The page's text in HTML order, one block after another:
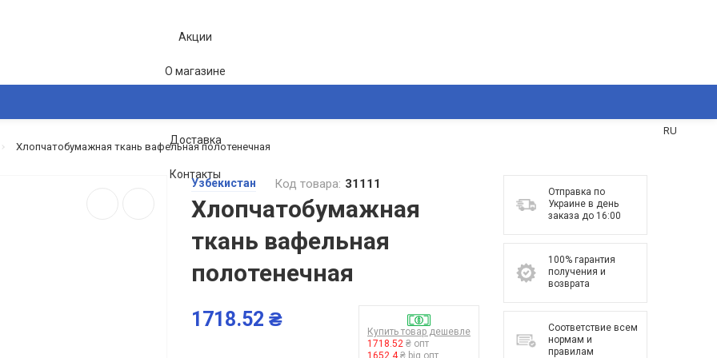
Акции
О магазине
Доставка
Контакты
RU
26 Хлопчатобумажная ткань вафельная полотенечная
Узбекистан Код товара: 31111
Хлопчатобумажная
ткань вафельная
полотенечная
1718.52 ₴
Купить товар дешевле
1718.52 ₴ опт
Отправка по
Украине в день
заказа до 16:00
100% гарантия
получения и
возврата
Соответствие всем
нормам и
правилам